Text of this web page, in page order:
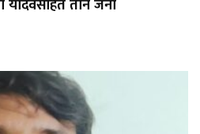
यादवसहित तीन जना